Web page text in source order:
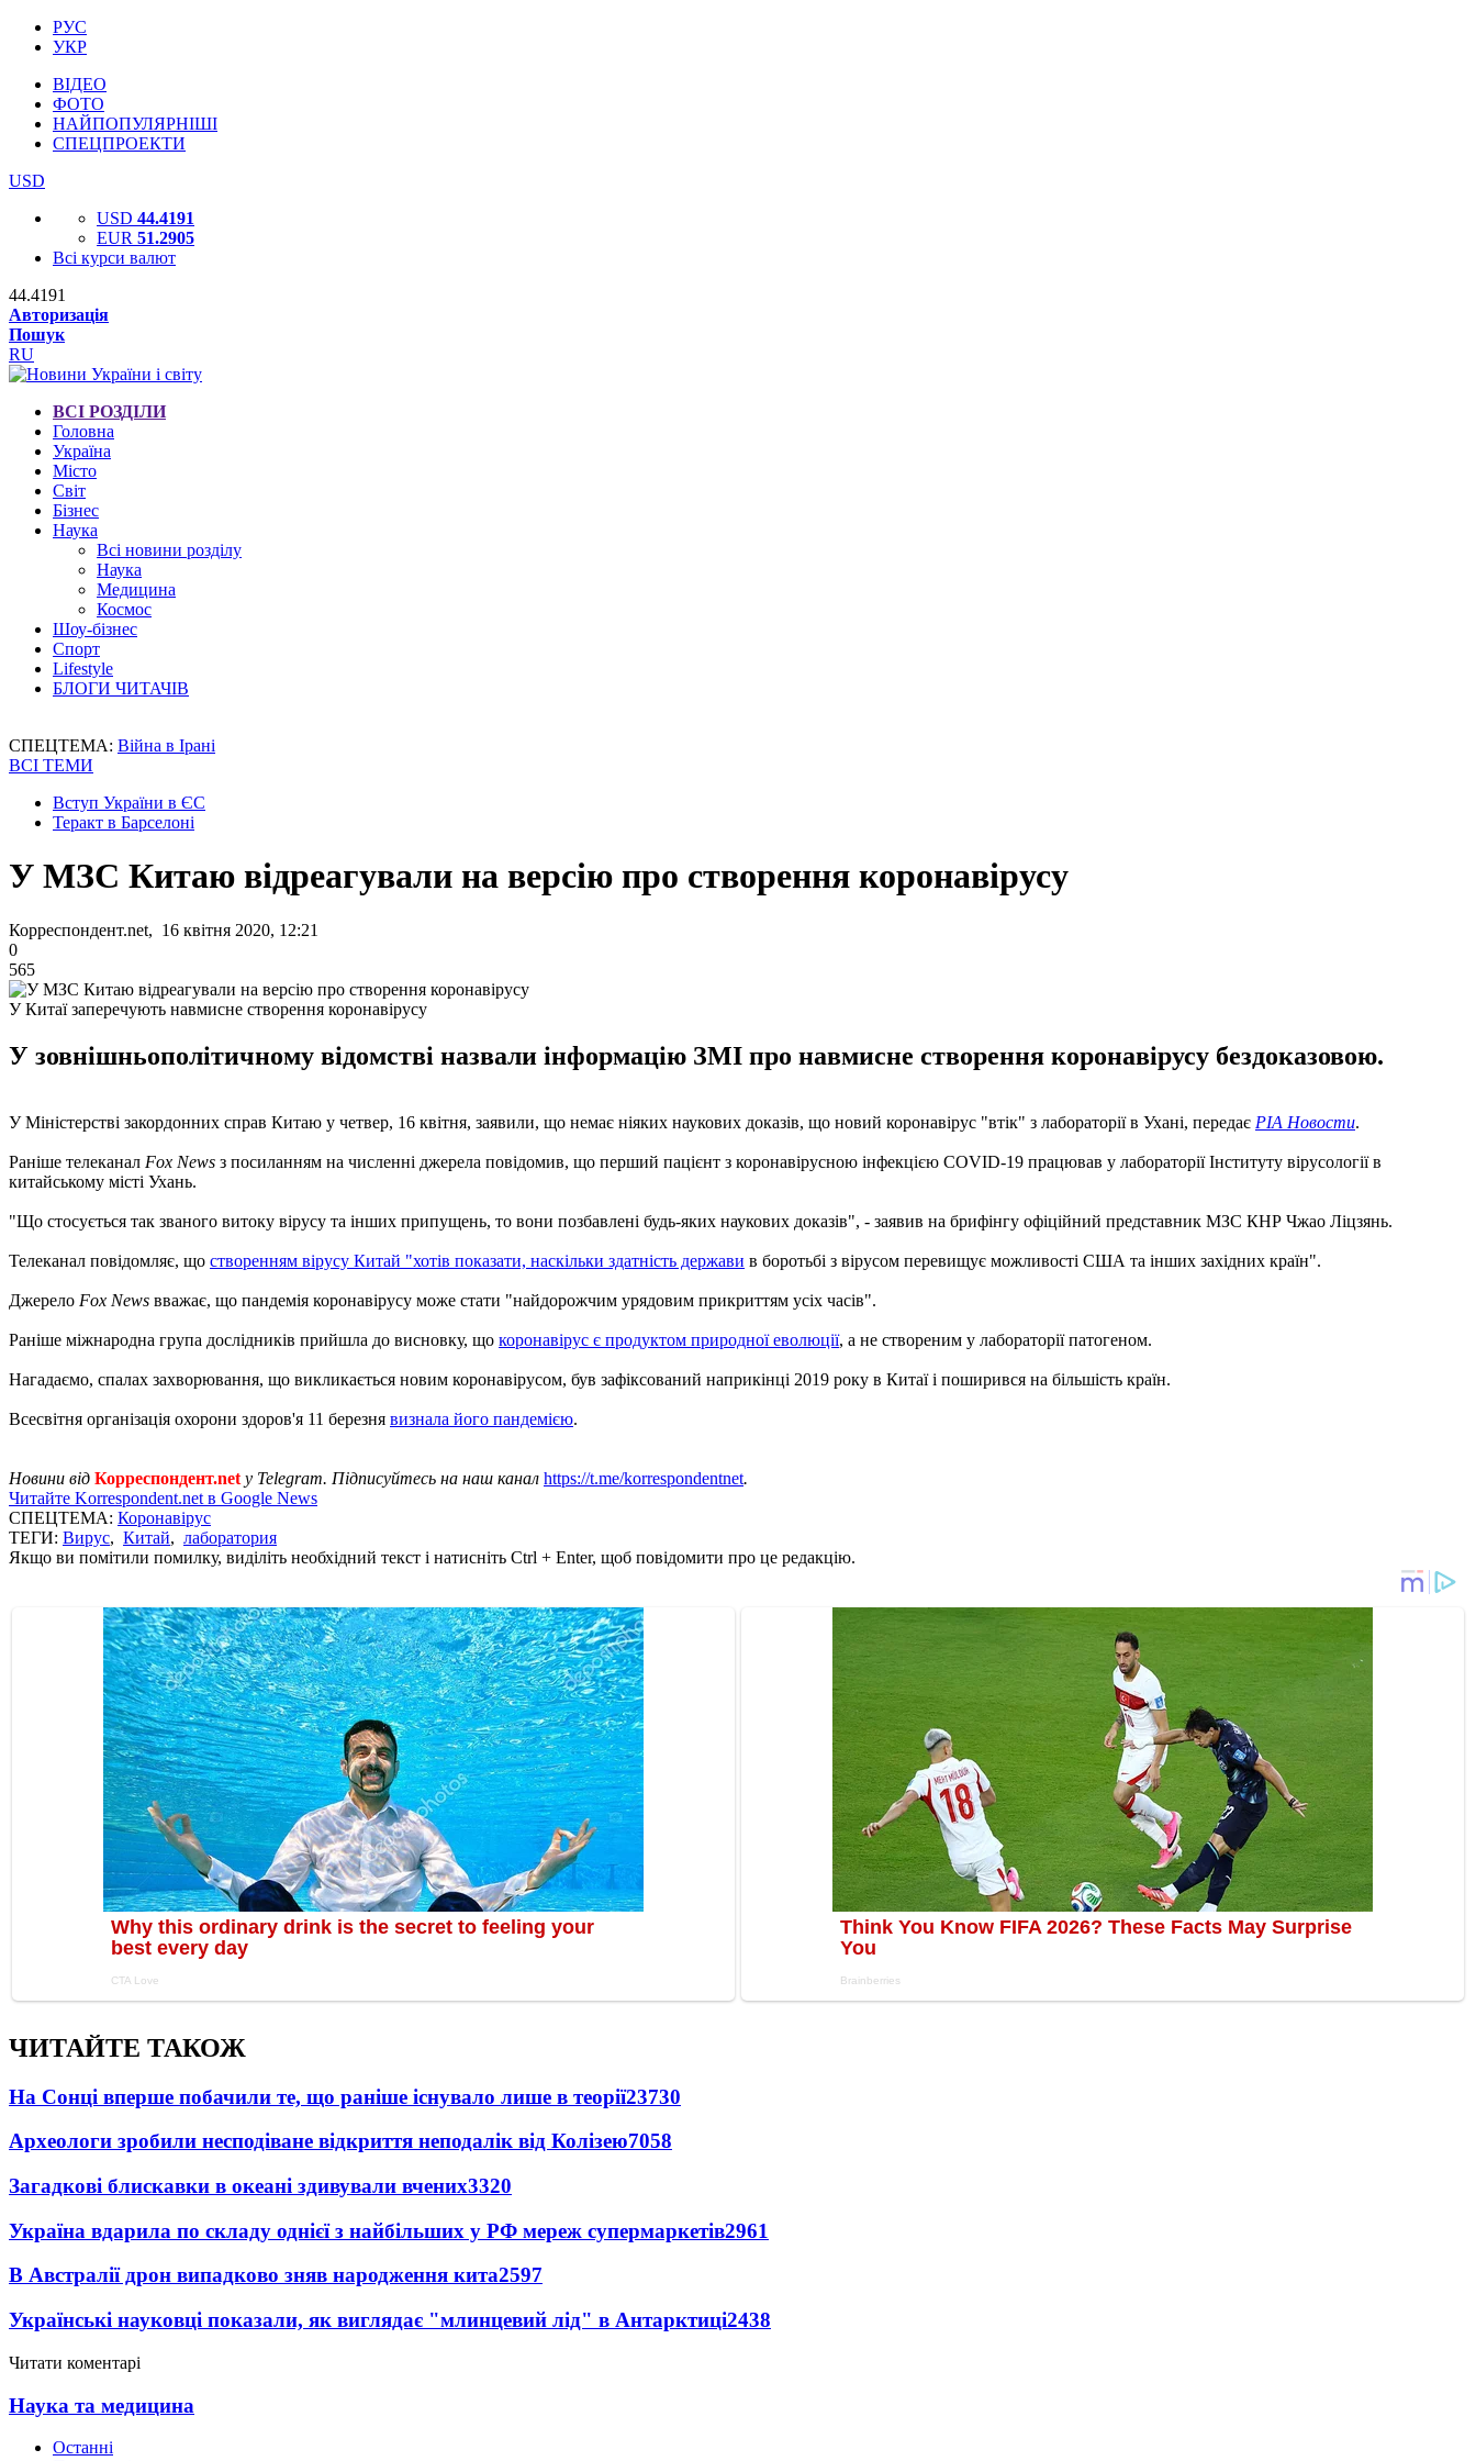
РУС
УКР
ВІДЕО
ФОТО
НАЙПОПУЛЯРНІШІ
СПЕЦПРОЕКТИ
USD
USD 44.4191
EUR 51.2905
Всі курси валют
44.4191
Авторизація
Пошук
RU
ВСІ РОЗДІЛИ
Головна
Україна
Місто
Світ
Бізнес
Наука
Всі новини розділу
Наука
Медицина
Космос
Шоу-бізнес
Спорт
Lifestyle
БЛОГИ ЧИТАЧІВ
СПЕЦТЕМА: Війна в Ірані
ВСІ ТЕМИ
Вступ України в ЄС
Теракт в Барселоні
У МЗС Китаю відреагували на версію про створення коронавірусу
Корреспондент.net, 16 квітня 2020, 12:21
0
565
У Китаї заперечують навмисне створення коронавірусу
У зовнішньополітичному відомстві назвали інформацію ЗМІ про навмисне створення коронавірусу бездоказовою.
У Міністерстві закордонних справ Китаю у четвер, 16 квітня, заявили, що немає ніяких наукових доказів, що новий коронавірус "втік" з лабораторії в Ухані, передає РІА Новости.
Раніше телеканал Fox News з посиланням на численні джерела повідомив, що перший пацієнт з коронавірусною інфекцією COVID-19 працював у лабораторії Інституту вірусології в
китайському місті Ухань.
"Що стосується так званого витоку вірусу та інших припущень, то вони позбавлені будь-яких наукових доказів", - заявив на брифінгу офіційний представник МЗС КНР Чжао Ліцзянь.
Телеканал повідомляє, що створенням вірусу Китай "хотів показати, наскільки здатність держави в боротьбі з вірусом перевищує можливості США та інших західних країн".
Джерело Fox News вважає, що пандемія коронавірусу може стати "найдорожчим урядовим прикриттям усіх часів".
Раніше міжнародна група дослідників прийшла до висновку, що коронавірус є продуктом природної еволюції, а не створеним у лабораторії патогеном.
Нагадаємо, спалах захворювання, що викликається новим коронавірусом, був зафіксований наприкінці 2019 року в Китаї і поширився на більшість країн.
Всесвітня організація охорони здоров'я 11 березня визнала його пандемією.
Новини від Корреспондент.net у Telegram. Підписуйтесь на наш канал https://t.me/korrespondentnet.
Читайте Korrespondent.net в Google News
СПЕЦТЕМА: Коронавірус
ТЕГИ: Вирус, Китай, лаборатория
Якщо ви помітили помилку, виділіть необхідний текст і натисніть Ctrl + Enter, щоб повідомити про це редакцію.
ЧИТАЙТЕ ТАКОЖ
На Сонці вперше побачили те, що раніше існувало лише в теорії23730
Археологи зробили несподіване відкриття неподалік від Колізею7058
Загадкові блискавки в океані здивували вчених3320
Україна вдарила по складу однієї з найбільших у РФ мереж супермаркетів2961
В Австралії дрон випадково зняв народження кита2597
Українські науковці показали, як виглядає "млинцевий лід" в Антарктиці2438
Читати коментарі
Наука та медицина
Останні